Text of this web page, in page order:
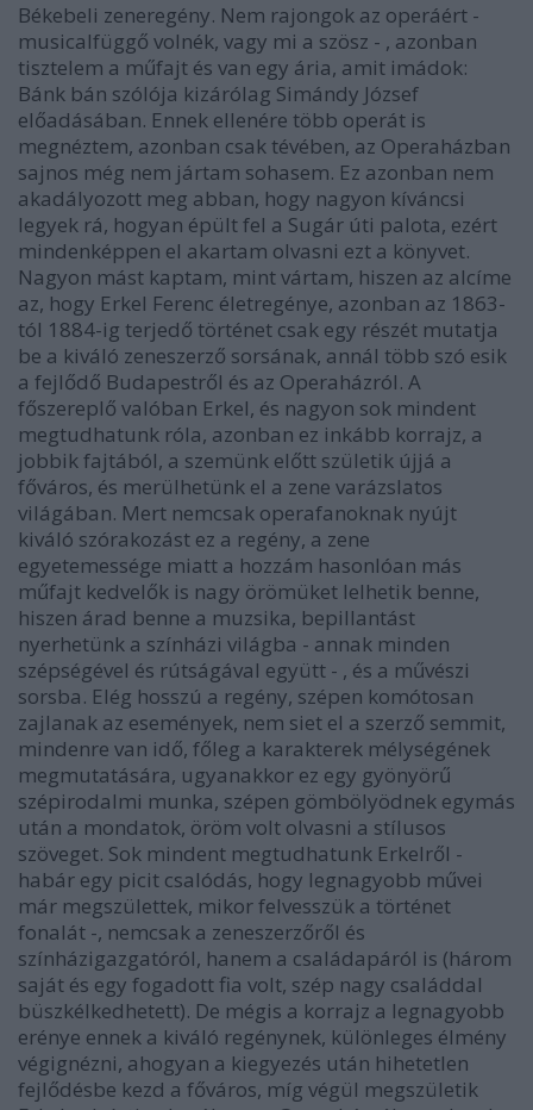
Békebeli zeneregény. Nem rajongok az operáért -
musicalfüggő volnék, vagy mi a szösz - , azonban
tisztelem a műfajt és van egy ária, amit imádok:
Bánk bán szólója kizárólag Simándy József
előadásában. Ennek ellenére több operát is
megnéztem, azonban csak tévében, az Operaházban
sajnos még nem jártam sohasem. Ez azonban nem
akadályozott meg abban, hogy nagyon kíváncsi
legyek rá, hogyan épült fel a Sugár úti palota, ezért
mindenképpen el akartam olvasni ezt a könyvet.
Nagyon mást kaptam, mint vártam, hiszen az alcíme
az, hogy Erkel Ferenc életregénye, azonban az 1863-
tól 1884-ig terjedő történet csak egy részét mutatja
be a kiváló zeneszerző sorsának, annál több szó esik
a fejlődő Budapestről és az Operaházról. A
főszereplő valóban Erkel, és nagyon sok mindent
megtudhatunk róla, azonban ez inkább korrajz, a
jobbik fajtából, a szemünk előtt születik újjá a
főváros, és merülhetünk el a zene varázslatos
világában. Mert nemcsak operafanoknak nyújt
kiváló szórakozást ez a regény, a zene
egyetemessége miatt a hozzám hasonlóan más
műfajt kedvelők is nagy örömüket lelhetik benne,
hiszen árad benne a muzsika, bepillantást
nyerhetünk a színházi világba - annak minden
szépségével és rútságával együtt - , és a művészi
sorsba. Elég hosszú a regény, szépen komótosan
zajlanak az események, nem siet el a szerző semmit,
mindenre van idő, főleg a karakterek mélységének
megmutatására, ugyanakkor ez egy gyönyörű
szépirodalmi munka, szépen gömbölyödnek egymás
után a mondatok, öröm volt olvasni a stílusos
szöveget. Sok mindent megtudhatunk Erkelről -
habár egy picit csalódás, hogy legnagyobb művei
már megszülettek, mikor felvesszük a történet
fonalát -, nemcsak a zeneszerzőről és
színházigazgatóról, hanem a családapáról is (három
saját és egy fogadott fia volt, szép nagy családdal
büszkélkedhetett). De mégis a korrajz a legnagyobb
erénye ennek a kiváló regénynek, különleges élmény
végignézni, ahogyan a kiegyezés után hihetetlen
fejlődésbe kezd a főváros, míg végül megszületik